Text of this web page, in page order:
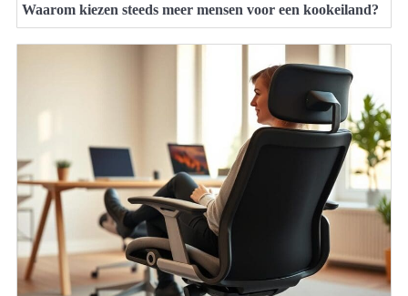
Waarom kiezen steeds meer mensen voor een kookeiland?